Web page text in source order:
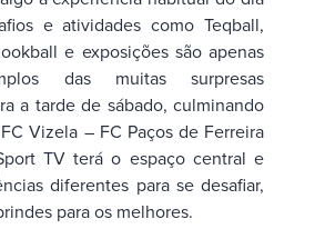
e atividades como Teqball,
e exposições são apenas
das muitas surpresas
a tarde de sábado, culminando
Vizela – FC Paços de Ferreira
TV terá o espaço central e
diferentes para se desafiar,
para os melhores.